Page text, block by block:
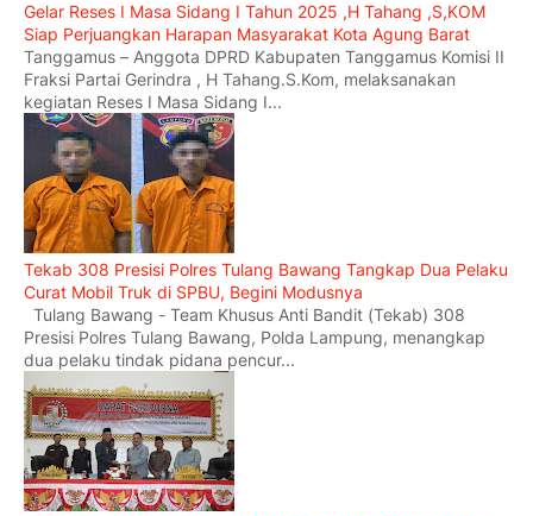
Gelar Reses I Masa Sidang I Tahun 2025 ,H Tahang ,S,KOM
Siap Perjuangkan Harapan Masyarakat Kota Agung Barat
Tanggamus – Anggota DPRD Kabupaten Tanggamus Komisi II
Fraksi Partai Gerindra , H Tahang.S.Kom, melaksanakan
kegiatan Reses I Masa Sidang I...
Tekab 308 Presisi Polres Tulang Bawang Tangkap Dua Pelaku
Curat Mobil Truk di SPBU, Begini Modusnya
Tulang Bawang - Team Khusus Anti Bandit (Tekab) 308
Presisi Polres Tulang Bawang, Polda Lampung, menangkap
dua pelaku tindak pidana pencur...